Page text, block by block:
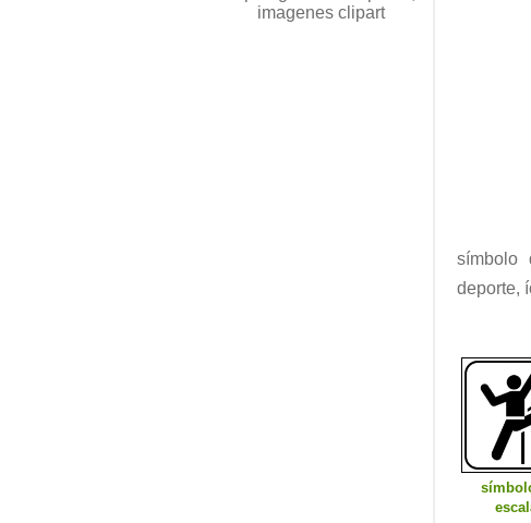
símbolo
deporte,
imagenes clipart